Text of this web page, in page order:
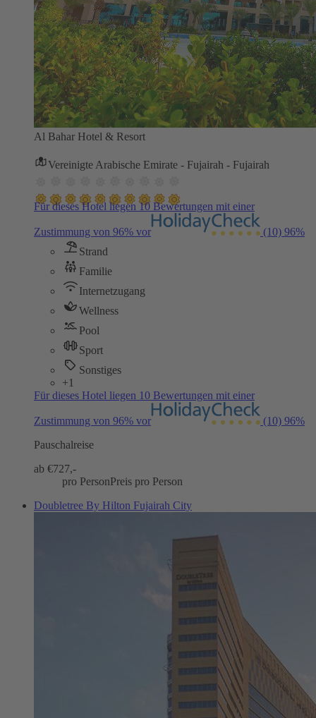
Al Bahar Hotel & Resort
Vereinigte Arabische Emirate - Fujairah - Fujairah
Für dieses Hotel liegen 10 Bewertungen mit einer
Zustimmung von 96% vor (10) 96%
Strand
Familie
Internetzugang
Wellness
Pool
Sport
Sonstiges
+1
Für dieses Hotel liegen 10 Bewertungen mit einer
Zustimmung von 96% vor (10) 96%
Pauschalreise
ab €727,-
pro PersonPreis pro Person
Doubletree By Hilton Fujairah City